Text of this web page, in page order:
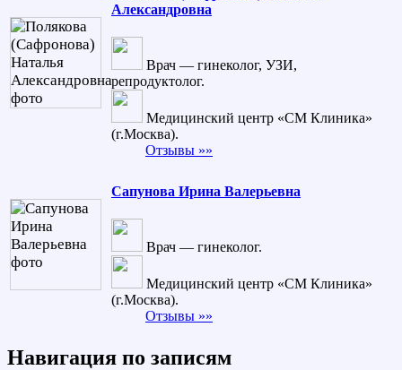
Александровна
Врач — гинеколог, УЗИ,
репродуктолог.
Медицинский центр «СМ Клиника»
(г.Москва).
Отзывы »»
Сапунова Ирина Валерьевна
Врач — гинеколог.
Медицинский центр «СМ Клиника»
(г.Москва).
Отзывы »»
Навигация по записям